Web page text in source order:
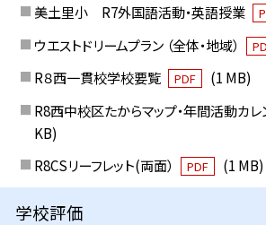
美土里小 R7外国語活動・英語授業
ウエストドリームプラン （全体・地域）
R８西一貫校学校要覧
PDF
(1 MB)
R8西中校区たからマップ・年間活動カレ
KB)
R8CSリーフレット(両面）
PDF (1 MB)
学校評価